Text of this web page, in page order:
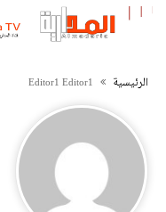
‫الرئيسية‬ Editor1 Editor1